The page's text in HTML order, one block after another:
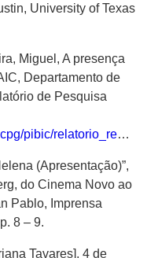
University of Texas
Miguel, A presença
Departamento de
de Pesquisa
com/com_julia_machado_de_carvalho.pdf
(Apresentação)”,
do Cinema Novo ao
Pablo, Imprensa
8 – 9.
Tavares], 4 de